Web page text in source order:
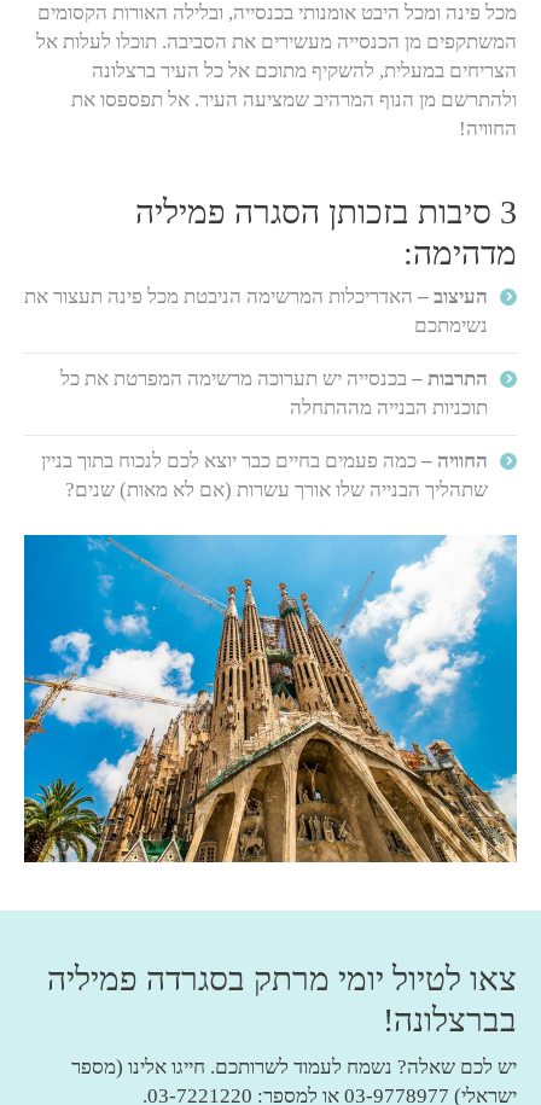
מכל פינה ומכל היבט אומנותי בכנסייה, ובלילה האורות הקסומים
המשתקפים מן הכנסייה מעשירים את הסביבה. תוכלו לעלות אל
הצריחים במעלית, להשקיף מתוכם אל כל העיר ברצלונה
ולהתרשם מן הנוף המרהיב שמציעה העיר. אל תפספסו את
החוויה!
3 סיבות בזכותן הסגרה פמיליה
מדהימה:
העיצוב – האדריכלות המרשימה הניבטת מכל פינה תעצור את
נשימתכם
התרבות – בכנסייה יש תערוכה מרשימה המפרטת את כל
תוכניות הבנייה מההתחלה
החוויה – כמה פעמים בחיים כבר יוצא לכם לנכוח בתוך בניין
שתהליך הבנייה שלו אורך עשרות (אם לא מאות) שנים?
צאו לטיול יומי מרתק בסגרדה פמיליה
בברצלונה!
יש לכם שאלה? נשמח לעמוד לשרותכם. חייגו אלינו (מספר
ישראלי) 03-9778977 או למספר: 03-7221220.